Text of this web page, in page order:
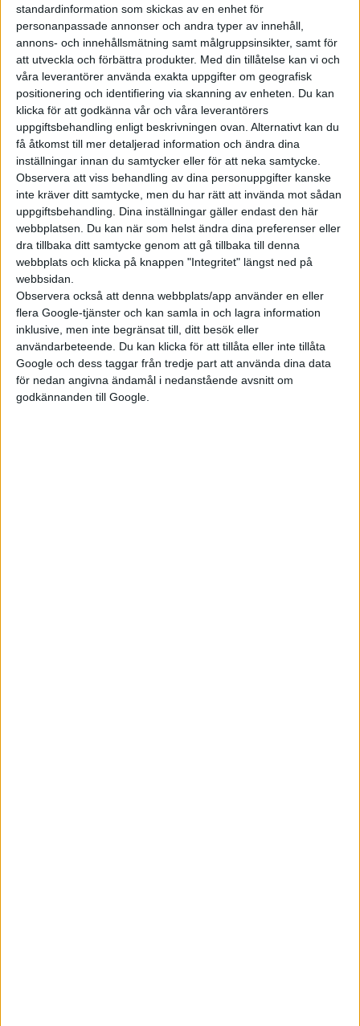
standardinformation som skickas av en enhet för
personanpassade annonser och andra typer av innehåll,
annons- och innehållsmätning samt målgruppsinsikter, samt för
att utveckla och förbättra produkter. Med din tillåtelse kan vi och
våra leverantörer använda exakta uppgifter om geografisk
positionering och identifiering via skanning av enheten. Du kan
klicka för att godkänna vår och våra leverantörers
uppgiftsbehandling enligt beskrivningen ovan. Alternativt kan du
få åtkomst till mer detaljerad information och ändra dina
inställningar innan du samtycker eller för att neka samtycke.
Observera att viss behandling av dina personuppgifter kanske
inte kräver ditt samtycke, men du har rätt att invända mot sådan
uppgiftsbehandling. Dina inställningar gäller endast den här
webbplatsen. Du kan när som helst ändra dina preferenser eller
dra tillbaka ditt samtycke genom att gå tillbaka till denna
webbplats och klicka på knappen "Integritet" längst ned på
webbsidan.
Observera också att denna webbplats/app använder en eller
flera Google-tjänster och kan samla in och lagra information
inklusive, men inte begränsat till, ditt besök eller
användarbeteende. Du kan klicka för att tillåta eller inte tillåta
Google och dess taggar från tredje part att använda dina data
för nedan angivna ändamål i nedanstående avsnitt om
godkännanden till Google.
Senare i vinter ska snabbladdare öppna på ytterligare åtta
mackar i bland annat Kungsbacka, Trelleborg och Upplands
Väsby. Under nästa år ska 30 platser tillkomma.
Priset blir alltså lägre än till exempel hos nätverket Ionity där
det kostar 8,70 kronor per kWh. Priset där sänks däremot om
du har ett abonnemang, vilket flera biltillverkare erbjuder.
Till exempel kan den som har en elbil från Volkswagen ladda
för 3,40 kronor per kWh mot en månadsavgift på 199
kronor. Sedan hösten kan även de som äger en elbil som inte
ingår i nätverket Ionity teckna ett abonnemang för 190 kronor
i månaden för att ladda för 3,50 kronor per kWh. Tjänsten
kommer däremot med en bindningstid på ett år.
Hos Tesla går det att ladda för 3,62 kronor per kWh vilket
alltså är ännu billigare även efter prishöjningen vid deras
Superchargers i början av året. Men där kan endast de som köpt
Tesla ladda. När det blir möjligt även för andra i Sverige att
ladda på Superchargers och vad det kommer kosta är ännu